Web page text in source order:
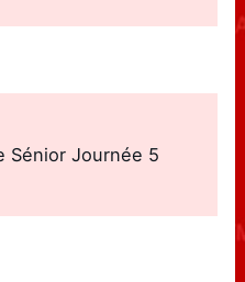
Sénior Journée 5